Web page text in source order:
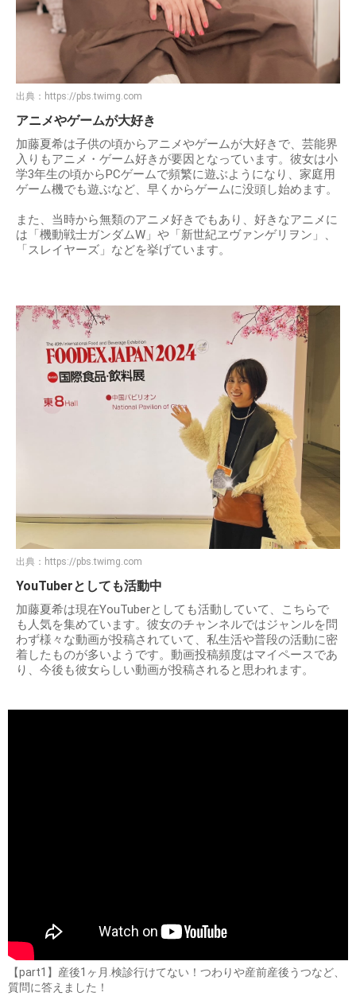
出典： https://pbs.twimg.com
アニメやゲームが大好き
加藤夏希は子供の頃からアニメやゲームが大好きで、芸能界
入りもアニメ・ゲーム好きが要因となっています。彼女は小
学3年生の頃からPCゲームで頻繁に遊ぶようになり、家庭用
ゲーム機でも遊ぶなど、早くからゲームに没頭し始めます。
また、当時から無類のアニメ好きでもあり、好きなアニメに
は「機動戦士ガンダムW」や「新世紀ヱヴァンゲリヲン」、
「スレイヤーズ」などを挙げています。
出典： https://pbs.twimg.com
YouTuberとしても活動中
加藤夏希は現在YouTuberとしても活動していて、こちらで
も人気を集めています。彼女のチャンネルではジャンルを問
わず様々な動画が投稿されていて、私生活や普段の活動に密
着したものが多いようです。動画投稿頻度はマイペースであ
り、今後も彼女らしい動画が投稿されると思われます。
【part1】産後1ヶ月.検診行けてない！つわりや産前産後うつなど、
質問に答えました！